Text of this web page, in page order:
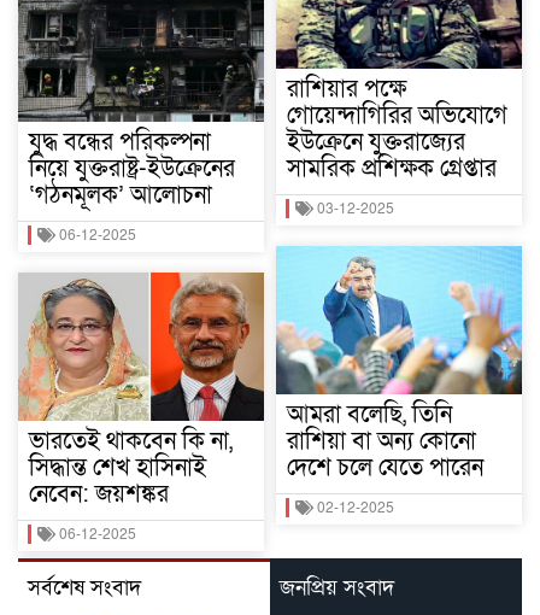
যুদ্ধ বন্ধের পরিকল্পনা
নিয়ে যুক্তরাষ্ট্র-ইউক্রেনের
‘গঠনমূলক’ আলোচনা
06-12-2025
ভারতেই থাকবেন কি না,
সিদ্ধান্ত শেখ হাসিনাই
নেবেন: জয়শঙ্কর
06-12-2025
রাশিয়ার পক্ষে
গোয়েন্দাগিরির অভিযোগে
ইউক্রেনে যুক্তরাজ্যের
সামরিক প্রশিক্ষক গ্রেপ্তার
03-12-2025
আমরা বলেছি, তিনি
রাশিয়া বা অন্য কোনো
দেশে চলে যেতে পারেন
02-12-2025
সর্বশেষ সংবাদ জনপ্রিয় সংবাদ